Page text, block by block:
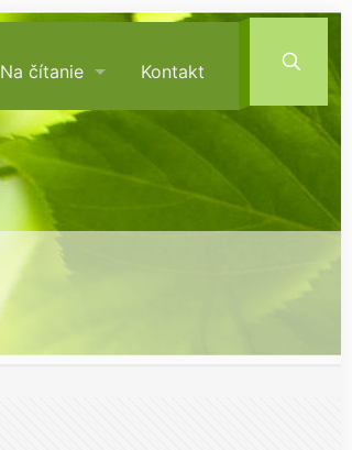
Na čítanie Kontakt